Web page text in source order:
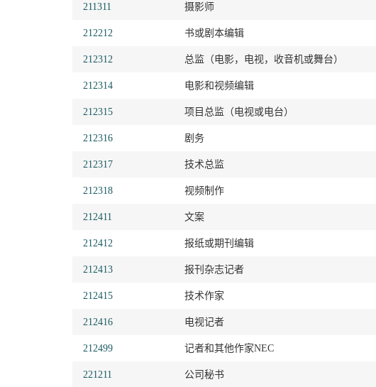
211311 摄影师
212212 书或剧本编辑
212312 总监（电影，电视，收音机或舞台）
212314 电影和视频编辑
212315 项目总监（电视或电台）
212316 剧务
212317 技术总监
212318 视频制作
212411 文案
212412 报纸或期刊编辑
212413 报刊杂志记者
212415 技术作家
212416 电视记者
212499 记者和其他作家NEC
221211 公司秘书